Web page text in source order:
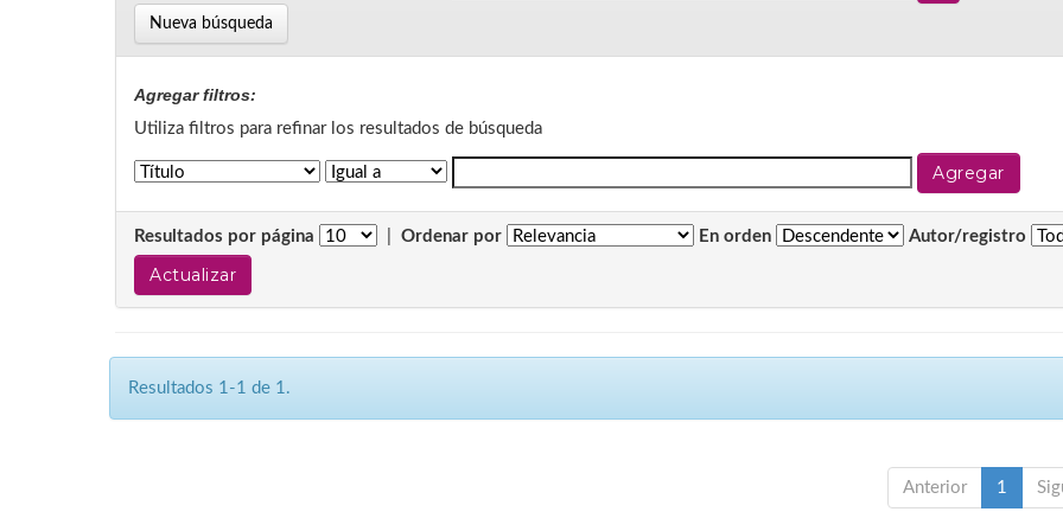
Nueva búsqueda
Agregar filtros:
Utiliza filtros para refinar los resultados de búsqueda
Resultados por página Ordenar por En orden Autor/registro
Resultados 1-1 de 1.
Anterior 1